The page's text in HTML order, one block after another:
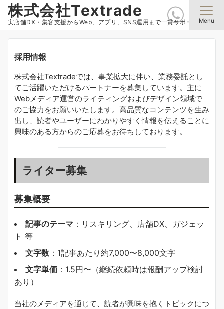
株式会社Textrade
実店舗DX・集客支援からWeb、アプリ、SNS運用まで一貫サポート Menu
採用情報
株式会社Textradeでは、事業拡大に伴い、業務委託とし
てご活躍いただけるパートナーを募集しています。主に
Webメディア運営のライティングおよびデザイン領域で
のご協力をお願いいたします。高品質なコンテンツを生み
出し、読者やユーザーにわかりやすく情報を伝えることに
興味のある方からのご応募をお待ちしております。
ライター募集
募集概要
記事のテーマ ：リスキリング、店舗DX、ガジェッ
ト 等
文字数 ：1記事あたり約7,000〜8,000文字
文字単価 ：1.5円〜（継続依頼時は報酬アップ検討
あり）
当社のメディアを通じて、読者が興味を抱くトピックにつ